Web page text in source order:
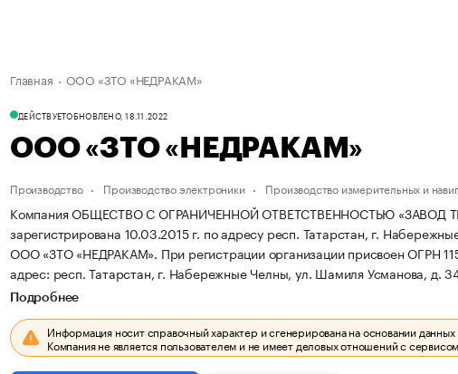
Главная ООО «ЗТО «НЕДРАКАМ»
ДЕЙСТВУЕТОБНОВЛЕНО, 18.11.2022
ООО «ЗТО «НЕДРАКАМ»
Производство Производство электроники Производство измерительных и
Компания ОБЩЕСТВО С ОГРАНИЧЕННОЙ ОТВЕТСТВЕННОСТЬЮ «ЗАВОД
зарегистрирована 10.03.2015 г. по адресу респ. Татарстан, г.
ООО «ЗТО «НЕДРАКАМ». При регистрации организации присвоен ОГРН
адрес: респ. Татарстан, г. Набережные Челны, ул. Шамиля Усманова, д.
Подробнее
Информация носит справочный характер и сгенерирована на основании данных
Компания не является пользователем и не имеет деловых отношений с